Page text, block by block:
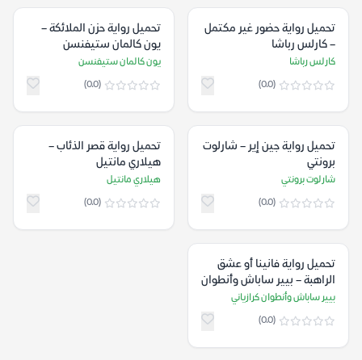
تحميل رواية حضور غير مكتمل
– كارلس رباشا
كارلس رباشا
(0.0)
تحميل رواية حزن الملائكة –
يون كالمان ستيفنسن
يون كالمان ستيفنسن
(0.0)
تحميل رواية جين إير – شارلوت
برونتي
شارلوت برونتي
(0.0)
تحميل رواية قصر الذئاب –
هيلاري مانتيل
هيلاري مانتيل
(0.0)
تحميل رواية فانينا أو عشق
الراهبة – بيير ساباش وأنطوان
كرازياني
بيير ساباش وأنطوان كرازياني
(0.0)